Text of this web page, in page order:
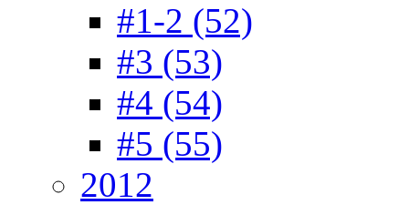
#1-2 (52)
#3 (53)
#4 (54)
#5 (55)
2012